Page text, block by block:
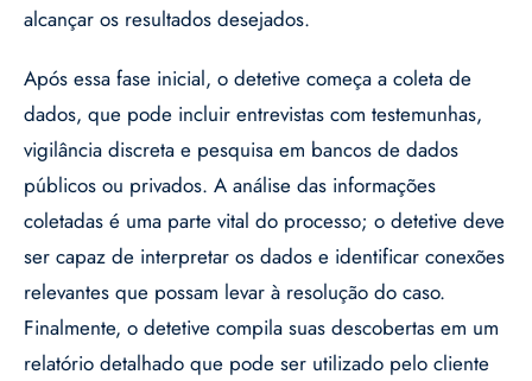
alcançar os resultados desejados.
Após essa fase inicial, o detetive começa a coleta de
dados, que pode incluir entrevistas com testemunhas,
vigilância discreta e pesquisa em bancos de dados
públicos ou privados. A análise das informações
coletadas é uma parte vital do processo; o detetive deve
ser capaz de interpretar os dados e identificar conexões
relevantes que possam levar à resolução do caso.
Finalmente, o detetive compila suas descobertas em um
relatório detalhado que pode ser utilizado pelo cliente